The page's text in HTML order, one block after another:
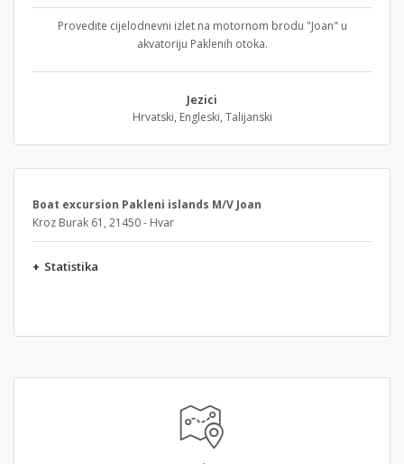
Provedite cijelodnevni izlet na motornom brodu "Joan" u
akvatoriju Paklenih otoka.
Jezici
Hrvatski, Engleski, Talijanski
Boat excursion Pakleni islands M/V Joan
Kroz Burak 61, 21450 - Hvar
+ Statistika